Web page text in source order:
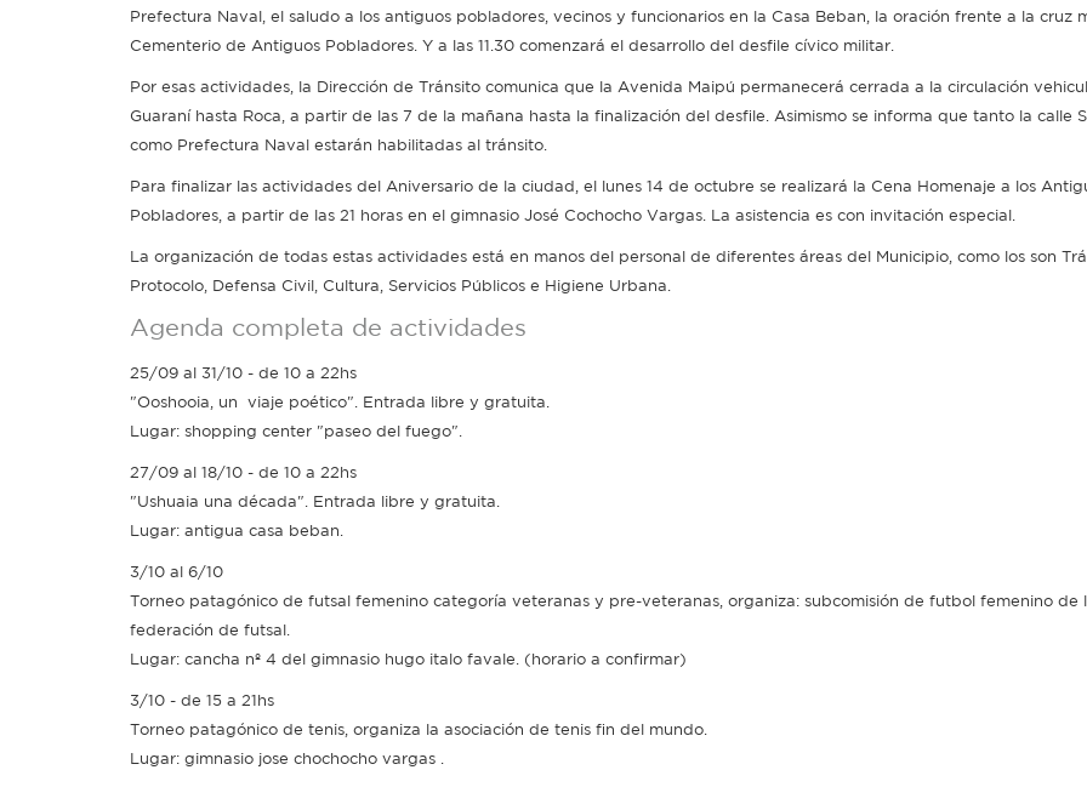
Prefectura Naval, el saludo a los antiguos pobladores, vecinos y funcionarios en la Casa Beban, la oración frente a la cruz
Cementerio de Antiguos Pobladores. Y a las 11.30 comenzará el desarrollo del desfile cívico militar.
Por esas actividades, la Dirección de Tránsito comunica que la Avenida Maipú permanecerá cerrada a la circulación
Guaraní hasta Roca, a partir de las 7 de la mañana hasta la finalización del desfile. Asimismo se informa que tanto la calle
como Prefectura Naval estarán habilitadas al tránsito.
Para finalizar las actividades del Aniversario de la ciudad, el lunes 14 de octubre se realizará la Cena Homenaje a los
Pobladores, a partir de las 21 horas en el gimnasio José Cochocho Vargas. La asistencia es con invitación especial.
La organización de todas estas actividades está en manos del personal de diferentes áreas del Municipio, como los son
Protocolo, Defensa Civil, Cultura, Servicios Públicos e Higiene Urbana.
Agenda completa de actividades
25/09 al 31/10 - de 10 a 22hs
"Ooshooia, un viaje poético". Entrada libre y gratuita.
Lugar: shopping center "paseo del fuego".
27/09 al 18/10 - de 10 a 22hs
"Ushuaia una década". Entrada libre y gratuita.
Lugar: antigua casa beban.
3/10 al 6/10
Torneo patagónico de futsal femenino categoría veteranas y pre-veteranas, organiza: subcomisión de futbol femenino de
federación de futsal.
Lugar: cancha nº 4 del gimnasio hugo italo favale. (horario a confirmar)
3/10 - de 15 a 21hs
Torneo patagónico de tenis, organiza la asociación de tenis fin del mundo.
Lugar: gimnasio jose chochocho vargas .